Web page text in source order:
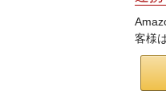
客様